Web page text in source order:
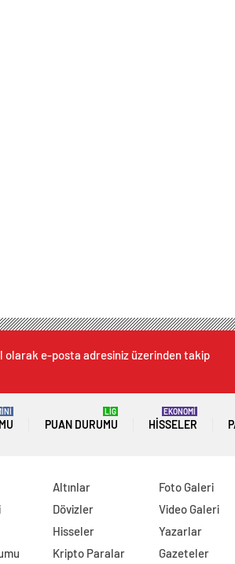
olarak e-posta adresiniz üzerinden takip
PUAN DURUMU
LİG
HISSELER
EKONOMİ
Altınlar
Dövizler
Hisseler
Kripto Paralar
Foto Galeri
Video Galeri
Yazarlar
Gazeteler